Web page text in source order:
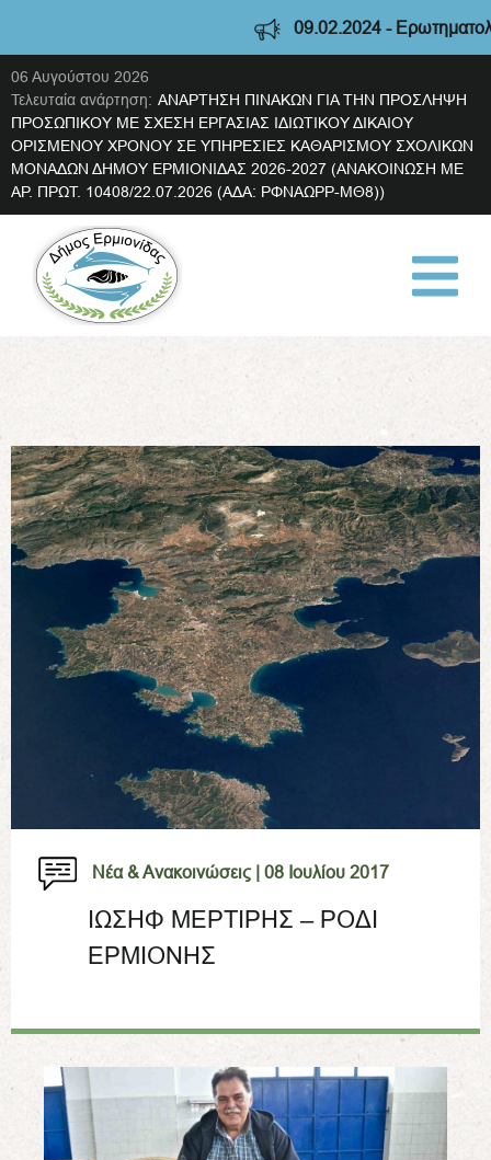
09.02.2024 - Ερωτηματολόγιο
06 Αυγούστου 2026
Τελευταία ανάρτηση: ΑΝΑΡΤΗΣΗ ΠΙΝΑΚΩΝ ΓΙΑ ΤΗΝ ΠΡΟΣΛΗΨΗ
ΠΡΟΣΩΠΙΚΟΥ ΜΕ ΣΧΕΣΗ ΕΡΓΑΣΙΑΣ ΙΔΙΩΤΙΚΟΥ ΔΙΚΑΙΟΥ
ΟΡΙΣΜΕΝΟΥ ΧΡΟΝΟΥ ΣΕ ΥΠΗΡΕΣΙΕΣ ΚΑΘΑΡΙΣΜΟΥ ΣΧΟΛΙΚΩΝ
ΜΟΝΑΔΩΝ ΔΗΜΟΥ ΕΡΜΙΟΝΙΔΑΣ 2026-2027 (ΑΝΑΚΟΙΝΩΣΗ ΜΕ
ΑΡ. ΠΡΩΤ. 10408/22.07.2026 (ΑΔΑ: ΡΦΝΑΩΡΡ-ΜΘ8))
Νέα & Ανακοινώσεις | 08 Ιουλίου 2017
ΙΩΣΗΦ ΜΕΡΤΙΡΗΣ – ΡΟΔΙ
ΕΡΜΙΟΝΗΣ